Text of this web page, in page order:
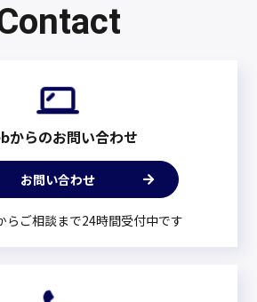
からのお問い合わせ
お問い合わせ
らご相談まで24時間受付中です